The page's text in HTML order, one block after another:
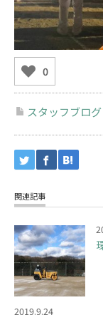
0
スタッフブログ
関連記事
2019.9.24